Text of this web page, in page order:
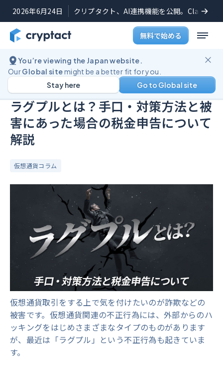
2026年6月24日 クリプタクト、AI連携機能を公開。Claude
無料で始める
You’re viewing the Japan website.
OurGlobal sitemight be a better fit for you.
Go to Global site
Stay here
ブログ
公開日:2023年10月5日
ラグプルとは？手口・対策方法と被
害にあった場合の税金申告について
解説
仮想通貨コラム
仮想通貨取引をする上で気を付けたいのが詐欺などの
被害です。仮想通貨関連の不正行為には、外部からのハ
ッキングをはじめさまざまなタイプのものがあります
が、最近は「ラグプル」という不正行為も起きていま
す。